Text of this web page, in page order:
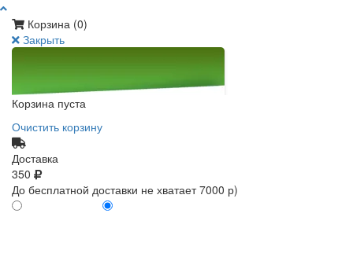
Корзина (0)
Закрыть
Корзина пуста
Очистить корзину
Доставка
350
До бесплатной доставки не хватает 7000 р)